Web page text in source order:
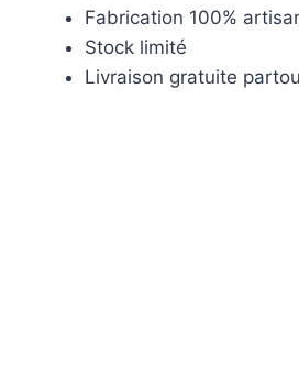
Fabrication 100%
Stock limité
Livraison gratuite